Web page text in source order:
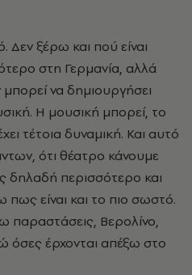
Δεν ξέρω και πού είναι
στη Γερµανία, αλλά
να δηµιουργήσει
Η µουσική µπορεί, το
τέτοια δυναµική. Και αυτό
ότι θέατρο κάνουµε
δηλαδή περισσότερο και
πως είναι και το πιο σωστό.
παραστάσεις, Βερολίνο,
όσες έρχονται απέξω στο